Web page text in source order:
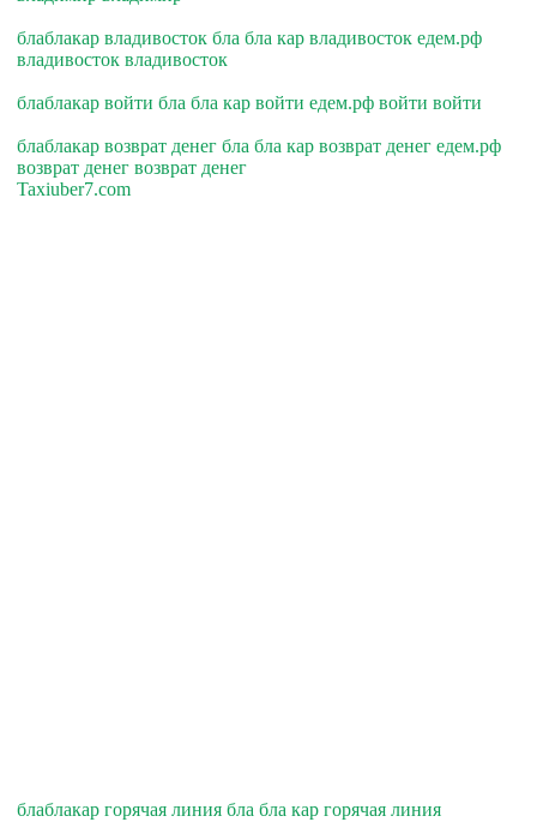
блаблакар владивосток бла бла кар владивосток едем.рф
владивосток владивосток
блаблакар войти бла бла кар войти едем.рф войти войти
блаблакар возврат денег бла бла кар возврат денег едем.рф
возврат денег возврат денег
Taxiuber7.com
блаблакар горячая линия бла бла кар горячая линия